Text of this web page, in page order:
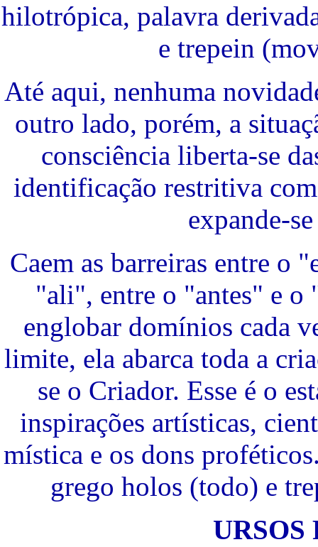
hilotrópica, palavra
e trepein
Até aqui, nenhuma
outro lado, porém, a
consciência liberta-se
identificação restritiva
expande-
Caem as barreiras entre o
"ali", entre o "antes" e o
englobar domínios cada
limite, ela abarca toda a
se o Criador. Esse é o
inspirações artísticas,
mística e os dons
grego holos (todo) e
URSOS